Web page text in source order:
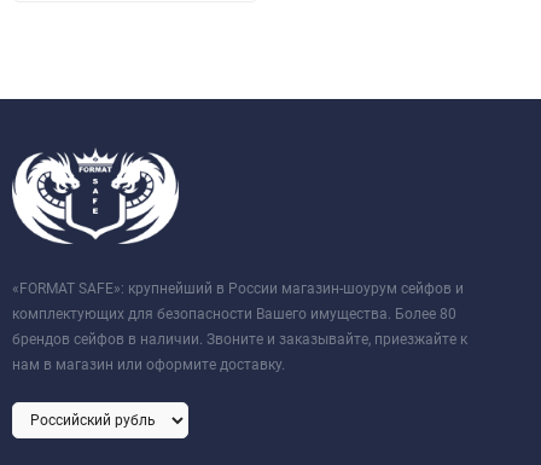
«FORMAT SAFE»: крупнейший в России магазин-шоурум сейфов и
комплектующих для безопасности Вашего имущества. Более 80
брендов сейфов в наличии. Звоните и заказывайте, приезжайте к
нам в магазин или оформите доставку.